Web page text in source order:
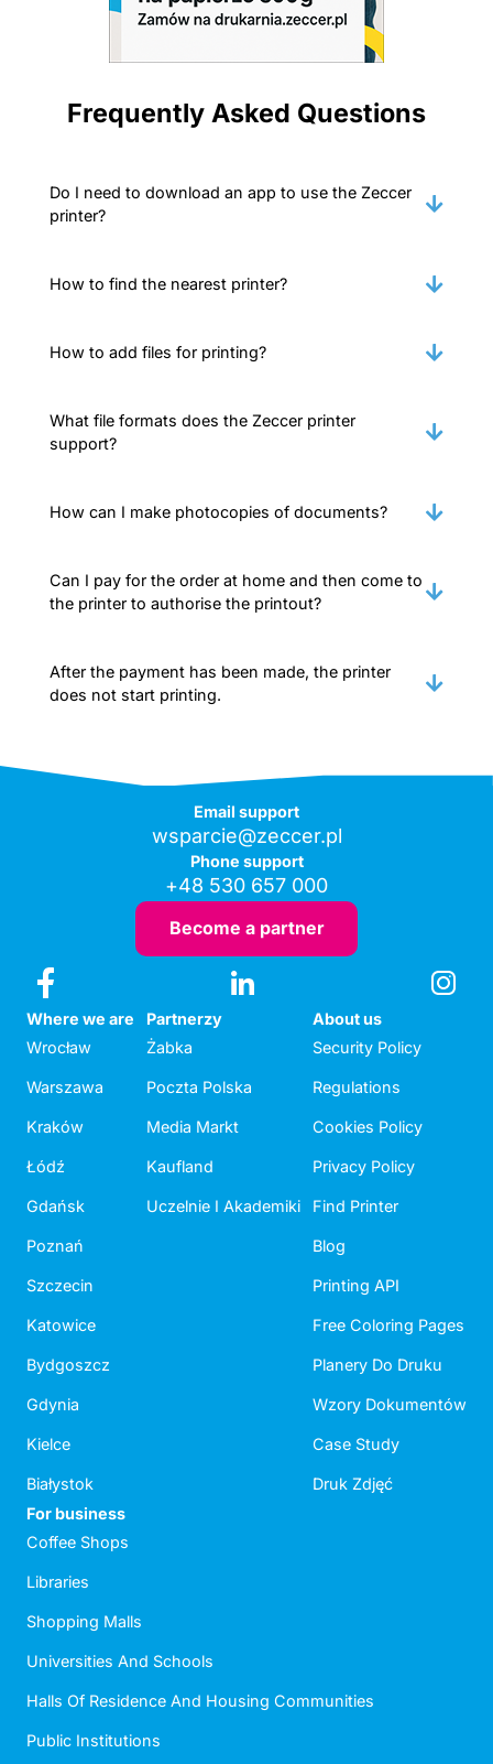
Frequently Asked Questions
Do I need to download an app to use the Zeccer
printer?
How to find the nearest printer?
How to add files for printing?
What file formats does the Zeccer printer
support?
How can I make photocopies of documents?
Can I pay for the order at home and then come to
the printer to authorise the printout?
After the payment has been made, the printer
does not start printing.
Email support
wsparcie@zeccer.pl
Phone support
+48 530 657 000
Become a partner
Where we are
Wrocław
Warszawa
Kraków
Łódź
Gdańsk
Poznań
Szczecin
Katowice
Bydgoszcz
Gdynia
Kielce
Białystok
Partnerzy
Żabka
Poczta Polska
Media Markt
Kaufland
Uczelnie I Akademiki
About us
Security Policy
Regulations
Cookies Policy
Privacy Policy
Find Printer
Blog
Printing API
Free Coloring Pages
Planery Do Druku
Wzory Dokumentów
Case Study
Druk Zdjęć
For business
Coffee Shops
Libraries
Shopping Malls
Universities And Schools
Halls Of Residence And Housing Communities
Public Institutions